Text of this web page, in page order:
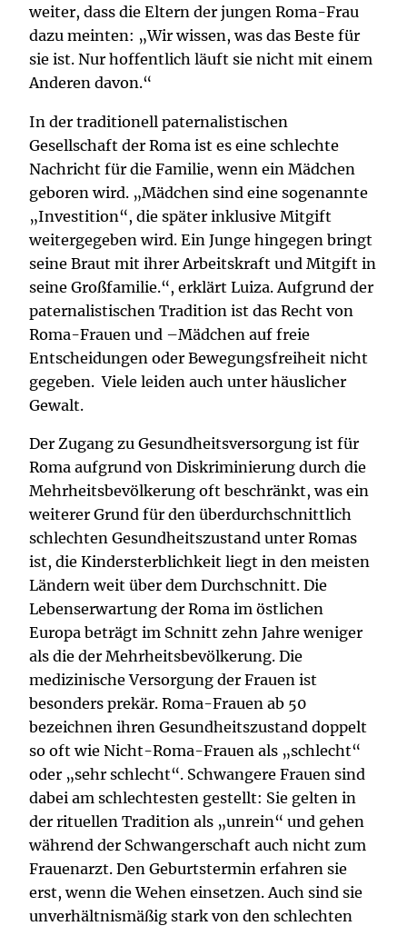
weiter, dass die Eltern der jungen Roma-Frau
dazu meinten: „Wir wissen, was das Beste für
sie ist. Nur hoffentlich läuft sie nicht mit einem
Anderen davon.“
In der traditionell paternalistischen
Gesellschaft der Roma ist es eine schlechte
Nachricht für die Familie, wenn ein Mädchen
geboren wird. „Mädchen sind eine sogenannte
„Investition“, die später inklusive Mitgift
weitergegeben wird. Ein Junge hingegen bringt
seine Braut mit ihrer Arbeitskraft und Mitgift in
seine Großfamilie.“, erklärt Luiza. Aufgrund der
paternalistischen Tradition ist das Recht von
Roma-Frauen und –Mädchen auf freie
Entscheidungen oder Bewegungsfreiheit nicht
gegeben. Viele leiden auch unter häuslicher
Gewalt.
Der Zugang zu Gesundheitsversorgung ist für
Roma aufgrund von Diskriminierung durch die
Mehrheitsbevölkerung oft beschränkt, was ein
weiterer Grund für den überdurchschnittlich
schlechten Gesundheitszustand unter Romas
ist, die Kindersterblichkeit liegt in den meisten
Ländern weit über dem Durchschnitt. Die
Lebenserwartung der Roma im östlichen
Europa beträgt im Schnitt zehn Jahre weniger
als die der Mehrheitsbevölkerung. Die
medizinische Versorgung der Frauen ist
besonders prekär. Roma-Frauen ab 50
bezeichnen ihren Gesundheitszustand doppelt
so oft wie Nicht-Roma-Frauen als „schlecht“
oder „sehr schlecht“. Schwangere Frauen sind
dabei am schlechtesten gestellt: Sie gelten in
der rituellen Tradition als „unrein“ und gehen
während der Schwangerschaft auch nicht zum
Frauenarzt. Den Geburtstermin erfahren sie
erst, wenn die Wehen einsetzen. Auch sind sie
unverhältnismäßig stark von den schlechten